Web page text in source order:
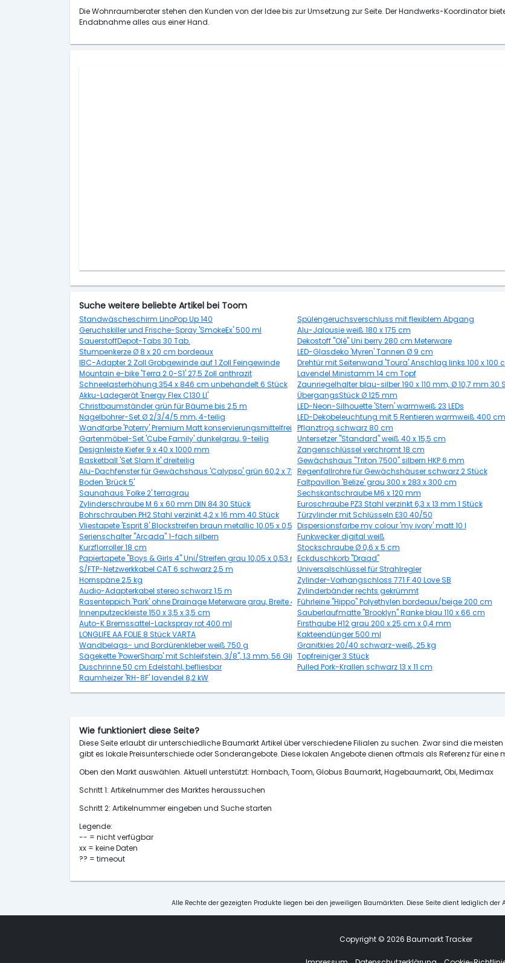
Die Wohnraumberater stehen den Kunden von der Idee bis zur Umsetzung zur Seite. Der Handwerks-Koordinator
Endabnahme alles aus einer Hand.
Suche weitere beliebte Artikel bei Toom
Standwäscheschirm LinoPop Up 140 Spülengeruchsverschluss mit flexiblem Abgang
Geruchskiller und Frische-Spray 'SmokeEx' 500 ml
Alu-Jalousie weiß 180 x 175 cm
SauerstoffDepot-Tabs 30 Tab.
Dekostoff "Olé" Uni berry 280 cm Meterware
Stumpenkerze Ø 8 x 20 cm bordeaux
LED-Glasdeko 'Myren' Tannen Ø 9 cm
IBC-Adapter 2 Zoll Grobgewinde auf 1 Zoll Feingewinde
Drehtür mit Seitenwand 'Toura' Anschlag links 100 x 100
Mountain e-bike 'Terra 2.0-S1' 27,5 Zoll anthrazit
Lavendel Ministamm 14 cm Topf
Schneelasterhöhung 354 x 846 cm unbehandelt 6 Stück
Zaunriegelhalter blau-silber 190 x 110 mm, Ø 10,7 mm 30
Akku-Ladegerät 'Energy Flex C130 LI'
ÜbergangsStück Ø 125 mm
Christbaumständer grün für Bäume bis 2,5 m
LED-Neon-Silhouette 'Stern' warmweiß 23 LEDs
Nagelbohrer-Set Ø 2/3/4/5 mm, 4-teilig
LED-Dekobeleuchtung mit 5 Rentieren warmweiß 400 cm
Wandfarbe 'Poterry' Premium Matt konservierungsmittelfrei 2,5 lPflanztrog schwarz 80 cm
Gartenmöbel-Set 'Cube Family' dunkelgrau, 9-teilig
Untersetzer "Standard" weiß 40 x 15,5 cm
Designleiste Kiefer 9 x 40 x 1000 mm
Zangenschlüssel verchromt 18 cm
Basketball 'Set Slam It' dreiteilig
Gewächshaus "Triton 7500" silbern HKP 6 mm
Alu-Dachfenster für Gewächshaus 'Calypso' grün 60,2 x 73,6 cmRegenfallrohre für Gewächshäuser schwarz 2 Stück
Boden 'Brück 5'
Faltpavillon 'Belize' grau 300 x 283 x 300 cm
Saunahaus 'Folke 2' terragrau
Sechskantschraube M6 x 120 mm
Zylinderschraube M 6 x 60 mm DIN 84 30 Stück
Euroschraube PZ3 Stahl verzinkt 6,3 x 13 mm 1 Stück
Bohrschrauben PH2 Stahl verzinkt 4,2 x 16 mm 40 Stück
Türzylinder mit Schlüsseln E30 40/50
Vliestapete 'Esprit 8' Blockstreifen braun metallic 10,05 x 0,53 mDispersionsfarbe my colour 'my ivory' matt 10 l
Serienschalter "Arcada" 1-fach silbern
Funkwecker digital weiß
Kurzflorroller 18 cm
Stockschraube Ø 0,6 x 5 cm
Papiertapete "Boys & Girls 4" Uni/Streifen grau 10,05 x 0,53 mEckduschkorb "Draad"
S/FTP-Netzwerkkabel CAT 6 schwarz 2,5 m
Universalschlüssel für Strahlregler
Hornspäne 2,5 kg
Zylinder-Vorhangschloss 771 F 40 Love SB
Audio-Adapterkabel stereo schwarz 1,5 m
Zylinderbänder rechts gekrümmt
Rasenteppich 'Park' ohne Drainage Meterware grau, Breite 400 cmFührleine "Hippo" Polyethylen bordeaux/beige 200 cm
Innenputzeckleiste 150 x 3,5 x 3,5 cm
Sauberlaufmatte "Brooklyn" Ranke blau 110 x 66 cm
Auto-K Bremssattel-Lackspray rot 400 ml
Firsthaube H12 grau 200 x 25 cm x 0,4 mm
LONGLIFE AA FOLIE 8 Stück VARTA
Kakteendünger 500 ml
Wandbelags- und Bordürenkleber weiß 750 g
Granitkies 20/40 schwarz-weiß, 25 kg
Sägekette 'PowerSharp' mit Schleifstein, 3/8", 1,3 mm, 56 GliederTopfreiniger 3 Stück
Duschrinne 50 cm Edelstahl, befliesbar
Pulled Pork-Krallen schwarz 13 x 11 cm
Raumheizer 'RH-8F' lavendel 8,2 kW
Wie funktioniert diese Seite?
Diese Seite erlaubt dir unterschiedliche Baumarkt Artikel über verschiedene Filialen zu suchen. Zwar sind die
gibt es lokale Preisunterschiede oder Sonderangebote. Diese lokalen Angebote dienen oftmals als Referenz für eine
Oben den Markt auswählen. Aktuell unterstützt: Hornbach, Toom, Globus Baumarkt, Hagebaumarkt, Obi, Medimax
Schritt 1: Artikelnummer des Marktes heraussuchen
Schritt 2: Artikelnummer eingeben und Suche starten
Legende:
-- = nicht verfügbar
xx = keine Daten
?? = timeout
Alle Rechte der gezeigten Produkte liegen bei den jeweiligen Baumärkten. Diese Seite dient lediglich
Copyright © 2026 Baumarkt Tracker